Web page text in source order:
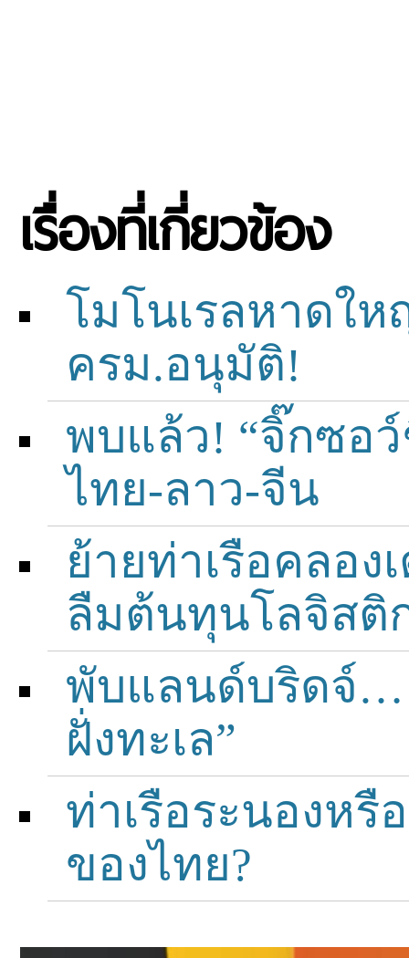
เรื่องที่เกี่ยวข้อง
โมโนเรลหาดใ
ครม.อนุมัติ!
พบแล้ว! “จิ๊กซอ
ไทย-ลาว-จีน
ย้ายท่าเรือคลอ
ลืมต้นทุนโลจิสติ
พับแลนด์บริดจ์…
ฝั่งทะเล”
ท่าเรือระนองห
ของไทย?